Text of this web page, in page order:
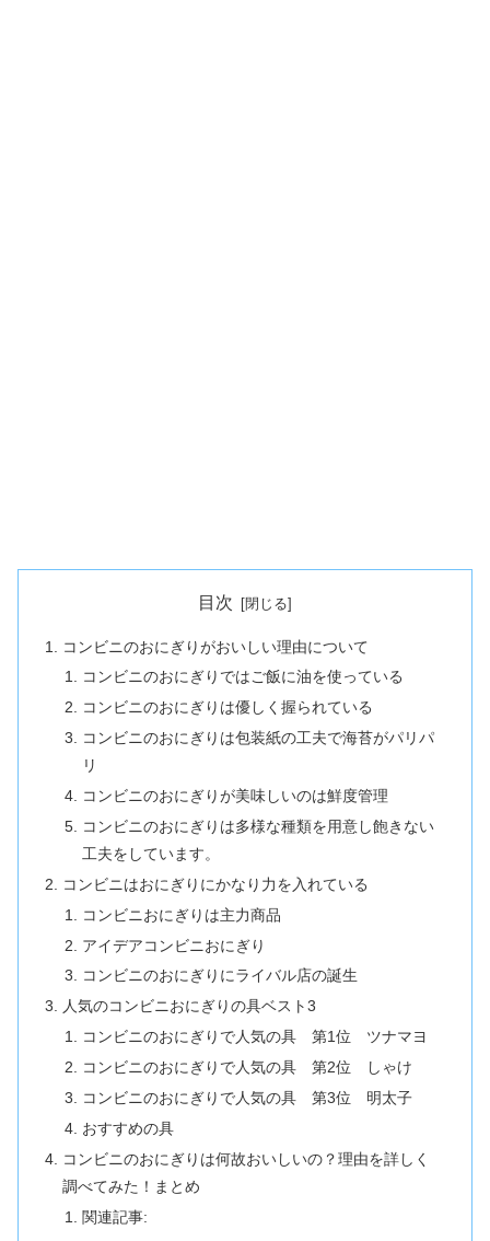
目次
コンビニのおにぎりがおいしい理由について
コンビニのおにぎりではご飯に油を使っている
コンビニのおにぎりは優しく握られている
コンビニのおにぎりは包装紙の工夫で海苔がパリパ
リ
コンビニのおにぎりが美味しいのは鮮度管理
コンビニのおにぎりは多様な種類を用意し飽きない
工夫をしています。
コンビニはおにぎりにかなり力を入れている
コンビニおにぎりは主力商品
アイデアコンビニおにぎり
コンビニのおにぎりにライバル店の誕生
人気のコンビニおにぎりの具ベスト3
コンビニのおにぎりで人気の具 第1位 ツナマヨ
コンビニのおにぎりで人気の具 第2位 しゃけ
コンビニのおにぎりで人気の具 第3位 明太子
おすすめの具
コンビニのおにぎりは何故おいしいの？理由を詳しく
調べてみた！まとめ
関連記事: